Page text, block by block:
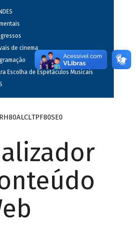
de cinema
Escolha de Espetáculos Musicais